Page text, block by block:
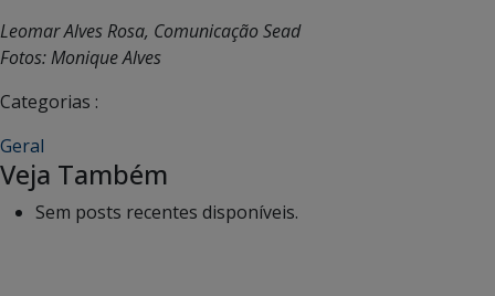
Leomar Alves Rosa, Comunicação Sead
Fotos: Monique Alves
Categorias :
Geral
Veja Também
Sem posts recentes disponíveis.